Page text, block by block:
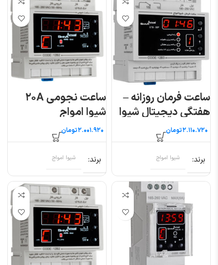
ساعت فرمان روزانه –
هفتگی دیجیتال شیوا
امواج WTB-30Pتومان
برند شیوا امواج
ساعت نجومی ۲۰A
شیوا امواج
تومان
برند شیوا امواج